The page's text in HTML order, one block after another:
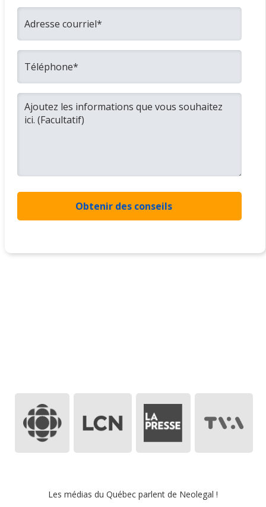
Les médias du Québec parlent de Neolegal !